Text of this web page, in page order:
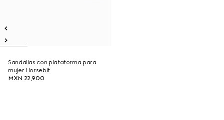
Sandalias con plataforma para
mujer Horsebit
MXN 22,900